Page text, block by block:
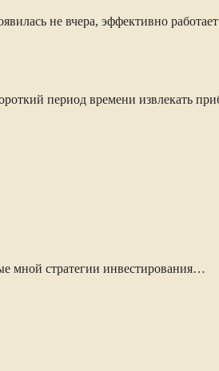
не вчера, эффективно
период времени извлекать
мной стратегии инвестирования…